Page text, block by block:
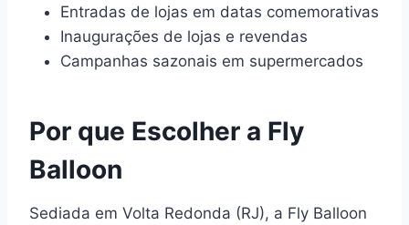
Entradas de lojas em datas comemorativas
Inaugurações de lojas e revendas
Campanhas sazonais em supermercados
Por que Escolher a Fly
Balloon
Sediada em Volta Redonda (RJ), a Fly Balloon